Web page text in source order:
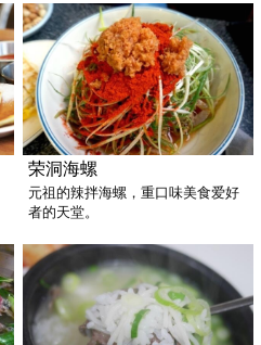
荣洞海螺
元祖的辣拌海螺，重口味美食爱好
者的天堂。